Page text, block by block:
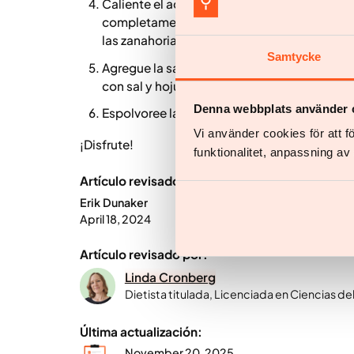
Samtycke
Denna webbplats använder
Vi använder cookies för att
funktionalitet, anpassning
Caliente el aceite de sésamo en un wok o
completamente cocida. Condimente con
las zanahorias y la parte blanca de las
Agregue la salsa para saltear y los fideos y
con sal y hojuelas de chile.
Espolvoree la parte verde de las cebolletas
¡Disfrute!
Artículo revisado por:
Erik Dunaker
April 18, 2024
Artículo revisado por:
Linda Cronberg
Dietista titulada, Licenciada en Ciencias
Última actualización: